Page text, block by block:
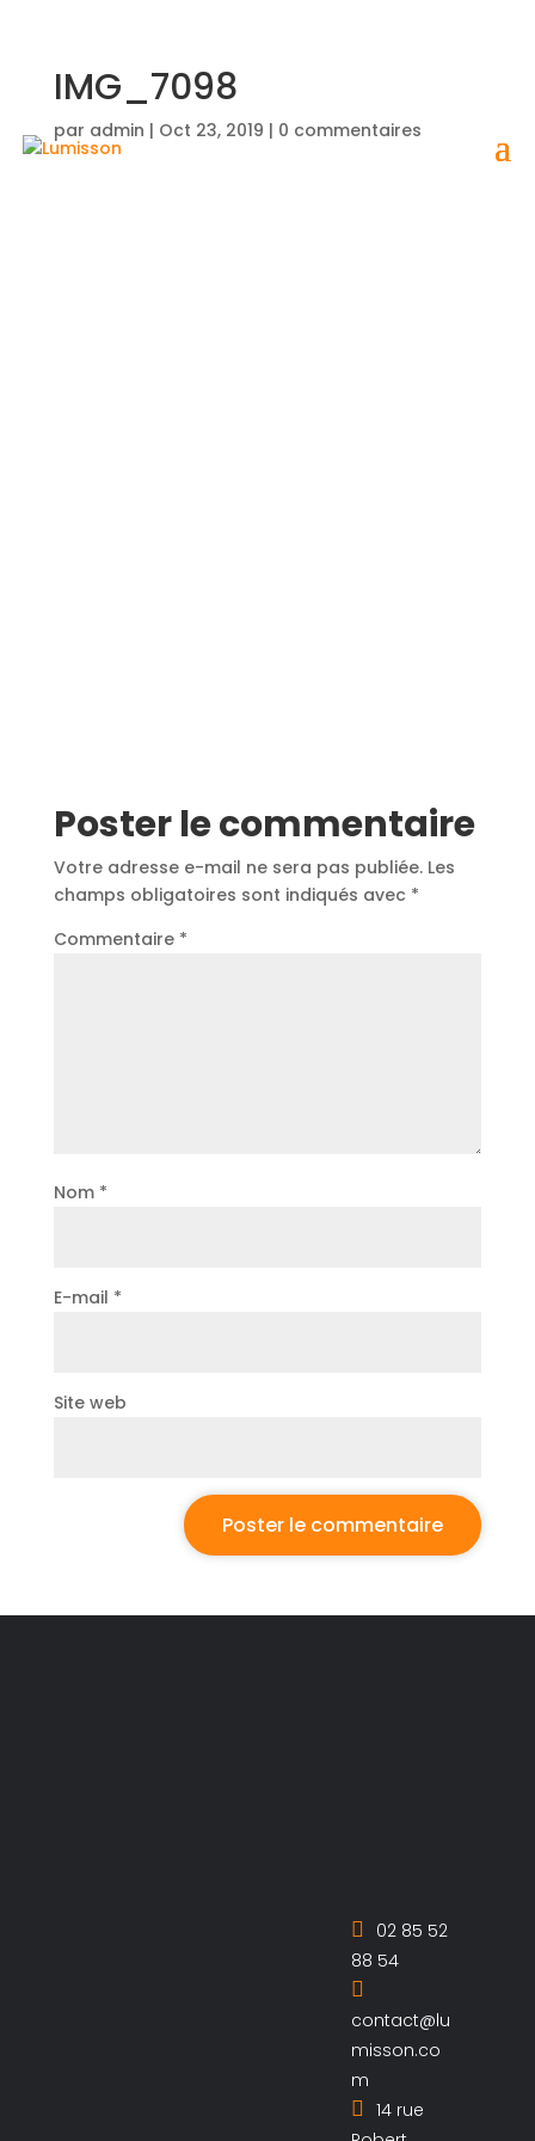
IMG_7098
par admin | Oct 23, 2019 | 0 commentaires
Poster le commentaire
Votre adresse e-mail ne sera pas publiée. Les
champs obligatoires sont indiqués avec *
Commentaire *
Nom *
E-mail *
Site web
02 85 52
88 54
contact@lu
misson.co
m
14 rue